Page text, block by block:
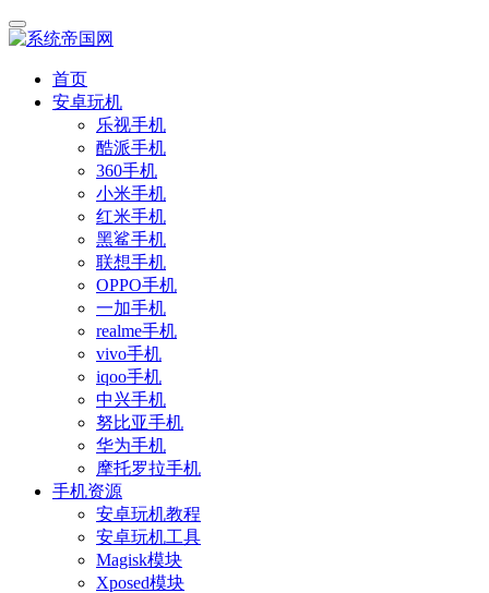
首页
安卓玩机
乐视手机
酷派手机
360手机
小米手机
红米手机
黑鲨手机
联想手机
OPPO手机
一加手机
realme手机
vivo手机
iqoo手机
中兴手机
努比亚手机
华为手机
摩托罗拉手机
手机资源
安卓玩机教程
安卓玩机工具
Magisk模块
Xposed模块